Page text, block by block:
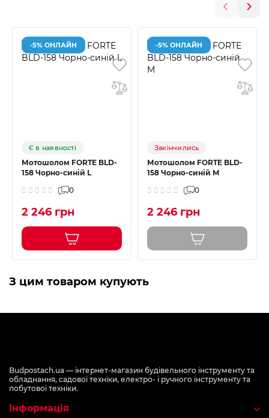
-5% ОНЛАЙН
Є в наявності
Мотошолом FORTE BLD-
158 Чорно-синій L
0
2 246 грн
-5% ОНЛАЙН
Закінчились
Мотошолом FORTE BLD-
158 Чорно-синій M
0
2 246 грн
З цим товаром купують
Budpostach.ua — інтернет-магазин будівельного інструменту та
обладнання, садової техніки, електро- і ручного інструменту та
побутової техніки.
Інформація